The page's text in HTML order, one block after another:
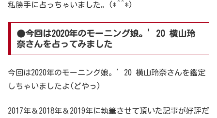
私勝手に占っちゃいました。(*^^*)
●今回は2020年のモーニング娘。’20 横山玲
奈さんを占ってみました
今回は2020年のモーニング娘。’20 横山玲奈さんを鑑定
しちゃいましたよ(どやっ)
2017年＆2018年＆2019年に執筆させて頂いた記事が好評だ